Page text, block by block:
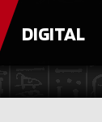
DIGITAL